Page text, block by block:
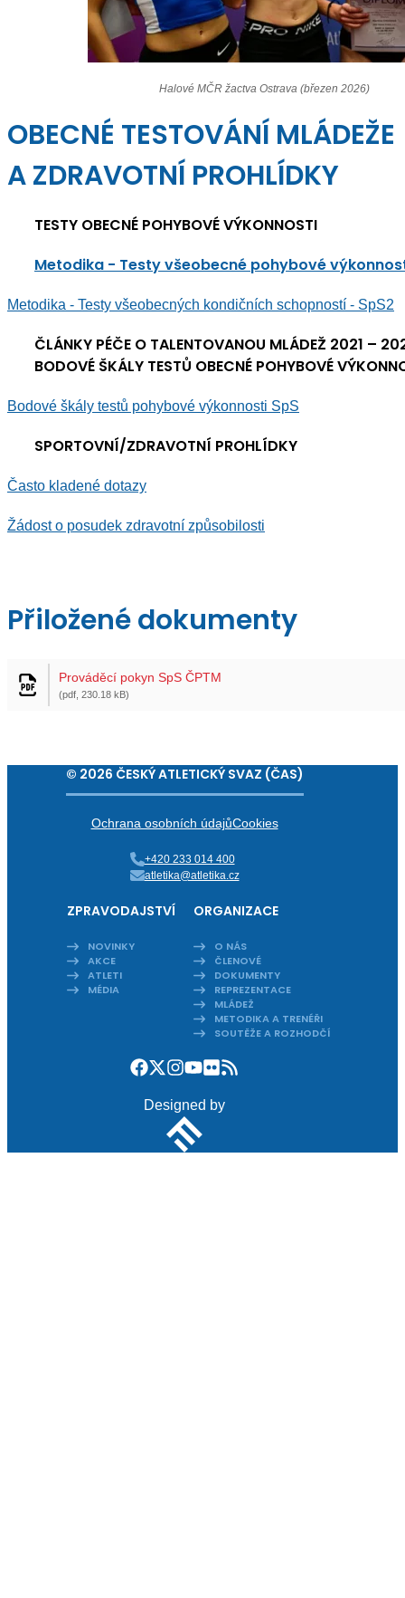
Halové MČR žactva Ostrava (březen 2026)
OBECNÉ TESTOVÁNÍ MLÁDEŽE
A ZDRAVOTNÍ PROHLÍDKY
TESTY OBECNÉ POHYBOVÉ VÝKONNOSTI
Metodika - Testy všeobecné pohybové
Metodika - Testy všeobecných kondičních schopností - SpS2
ČLÁNKY PÉČE O TALENTOVANOU MLÁDEŽ 2021 –
BODOVÉ ŠKÁLY TESTŮ OBECNÉ POHYBOVÉ
Bodové škály testů pohybové výkonnosti SpS
SPORTOVNÍ/ZDRAVOTNÍ PROHLÍDKY
Často kladené dotazy
Žádost o posudek zdravotní způsobilosti
Přiložené dokumenty
Prováděcí pokyn SpS ČPTM
(pdf, 230.18 kB)
© 2026 ČESKÝ ATLETICKÝ SVAZ (ČAS)
Ochrana osobních údajůCookies
+420 233 014 400
atletika@atletika.cz
ZPRAVODAJSTVÍ
NOVINKY
AKCE
ATLETI
MÉDIA
ORGANIZACE
O NÁS
ČLENOVÉ
DOKUMENTY
REPREZENTACE
MLÁDEŽ
METODIKA A TRENÉŘI
SOUTĚŽE A ROZHODČÍ
Designed by